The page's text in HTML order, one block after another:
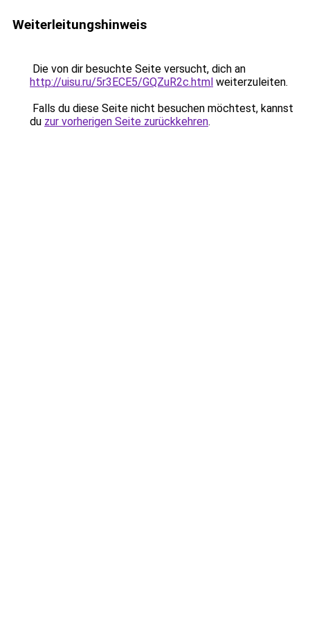
Weiterleitungshinweis
Die von dir besuchte Seite versucht, dich an
http://uisu.ru/5r3ECE5/GQZuR2c.html weiterzuleiten.
Falls du diese Seite nicht besuchen möchtest, kannst
du zur vorherigen Seite zurückkehren.